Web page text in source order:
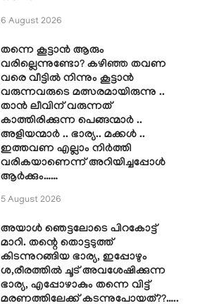
6 August 2026
തന്നെ കൂട്ടാൻ ആരും
വരില്ലെന്നുണ്ടോ? കഴിഞ്ഞ തവണ
വരെ വീട്ടിൽ നിന്നും കൂട്ടാൻ
വരുന്നവരുടെ മത്സരമായിരുന്നു ..
താൻ ലീവിന് വരുന്നത്
കാത്തിരിക്കുന്ന പെങ്ങന്മാർ ..
അളിയന്മാർ .. ഭാര്യ.. മക്കൾ ..
ഇത്തവണ എല്ലാം നിർത്തി
വരികയാണെന്ന് അറിയിച്ചപ്പോൾ
ആർക്കും……
5 August 2026
അയാൾ ഞെട്ടലോടെ പിറകോട്ട്
മാറി. തന്റെ തൊട്ടടുത്ത്
കിടന്നുറങ്ങിയ ഭാര്യ, ഇപ്പോഴും
ശ,രീരത്തിൽ ചൂട് അവശേഷിക്കുന്ന
ഭാര്യ, എപ്പോഴാകും തന്നെ വിട്ട്
മരണത്തിലേക്ക് കടന്നുപോയത്??…..